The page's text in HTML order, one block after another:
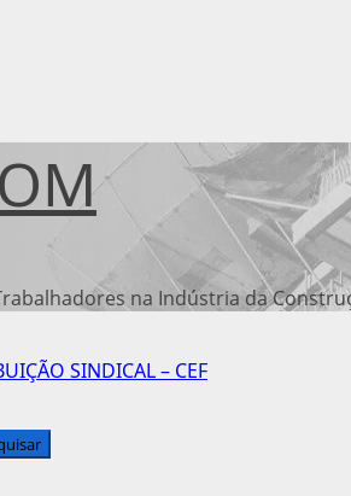
na Indústria da
SINDICAL – CEF